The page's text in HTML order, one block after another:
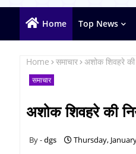
Home Top News
Home समाचार अशोक शिवहरे की
समाचार
अशोक शिवहरे की
dgs Thursday,